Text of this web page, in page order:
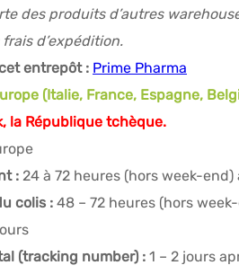
des produits d’autres
d’expédition.
entrepôt : Prime Pharma
(Italie, France, Espagne,
la République tchèque.
: 24 à 72 heures (hors week-
colis : 48 – 72 heures (hors
(tracking number) : 1 – 2 jours